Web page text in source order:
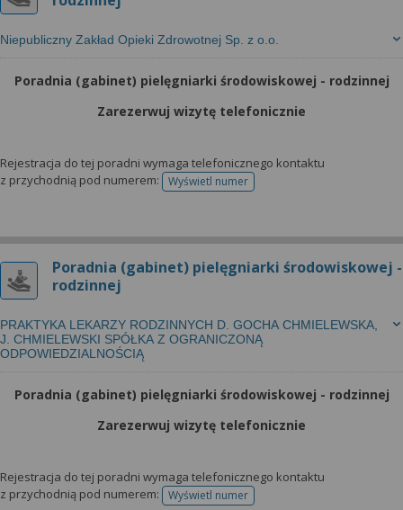
Niepubliczny Zakład Opieki Zdrowotnej Sp. z o.o.
Poradnia (gabinet) pielęgniarki środowiskowej - rodzinnej
Zarezerwuj wizytę telefonicznie
Rejestracja do tej poradni wymaga telefonicznego kontaktu
z przychodnią pod numerem:
Wyświetl numertelefonu do rejestracji
Poradnia (gabinet) pielęgniarki środowiskowej -
rodzinnej
PRAKTYKA LEKARZY RODZINNYCH D. GOCHA CHMIELEWSKA,
J. CHMIELEWSKI SPÓŁKA Z OGRANICZONĄ
ODPOWIEDZIALNOŚCIĄ
Poradnia (gabinet) pielęgniarki środowiskowej - rodzinnej
Zarezerwuj wizytę telefonicznie
Rejestracja do tej poradni wymaga telefonicznego kontaktu
z przychodnią pod numerem:
Wyświetl numertelefonu do rejestracji